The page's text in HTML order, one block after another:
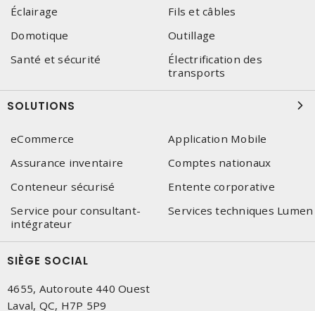
Éclairage
Fils et câbles
Domotique
Outillage
Santé et sécurité
Électrification des
transports
SOLUTIONS
eCommerce
Application Mobile
Assurance inventaire
Comptes nationaux
Conteneur sécurisé
Entente corporative
Service pour consultant-
intégrateur
Services techniques Lumen
SIÈGE SOCIAL
4655, Autoroute 440 Ouest
Laval, QC, H7P 5P9